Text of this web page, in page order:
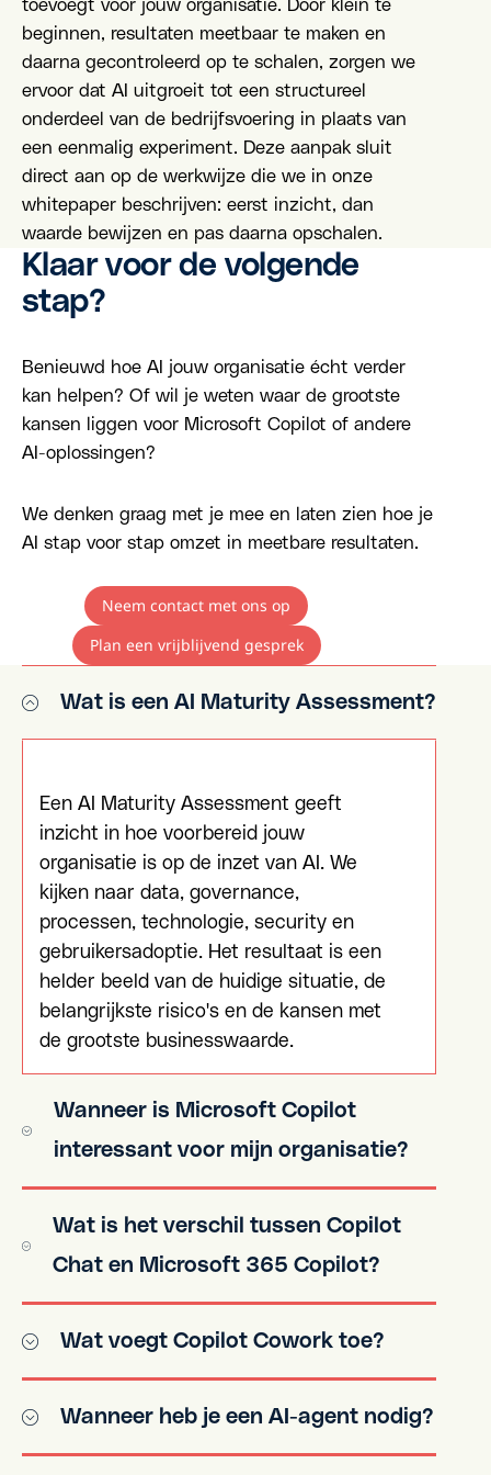
toevoegt voor jouw organisatie. Door klein te
beginnen, resultaten meetbaar te maken en
daarna gecontroleerd op te schalen, zorgen we
ervoor dat AI uitgroeit tot een structureel
onderdeel van de bedrijfsvoering in plaats van
een eenmalig experiment. Deze aanpak sluit
direct aan op de werkwijze die we in onze
whitepaper beschrijven: eerst inzicht, dan
waarde bewijzen en pas daarna opschalen.
Klaar voor de volgende
stap?
Benieuwd hoe AI jouw organisatie écht verder
kan helpen? Of wil je weten waar de grootste
kansen liggen voor Microsoft Copilot of andere
AI-oplossingen?
We denken graag met je mee en laten zien hoe je
AI stap voor stap omzet in meetbare resultaten.
Neem contact met ons op
Plan een vrijblijvend gesprek
Wat is een AI Maturity Assessment?
Een AI Maturity Assessment geeft
inzicht in hoe voorbereid jouw
organisatie is op de inzet van AI. We
kijken naar data, governance,
processen, technologie, security en
gebruikersadoptie. Het resultaat is een
helder beeld van de huidige situatie, de
belangrijkste risico's en de kansen met
de grootste businesswaarde.
Wanneer is Microsoft Copilot
interessant voor mijn organisatie?
Microsoft Copilot is interessant voor
organisaties die medewerkers
vergaderingen, documenten, analyses
en kenniswerk. Veel organisaties
starten hiermee omdat de oplossing
Wat is het verschil tussen Copilot
Chat en Microsoft 365 Copilot?
Copilot Chat helpt medewerkers met
het genereren van ideeën, teksten,
analyses en samenvattingen op basis
Wat voegt Copilot Cowork toe?
Copilot Cowork richt zich op
persoonlijke ondersteuning tijdens de
Wanneer heb je een AI-agent nodig?